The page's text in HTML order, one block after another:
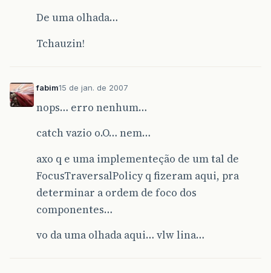
De uma olhada…
Tchauzin!
fabim15 de jan. de 2007
nops… erro nenhum…
catch vazio o.O… nem…
axo q e uma implementeção de um tal de
FocusTraversalPolicy q fizeram aqui, pra
determinar a ordem de foco dos
componentes…
vo da uma olhada aqui… vlw lina…